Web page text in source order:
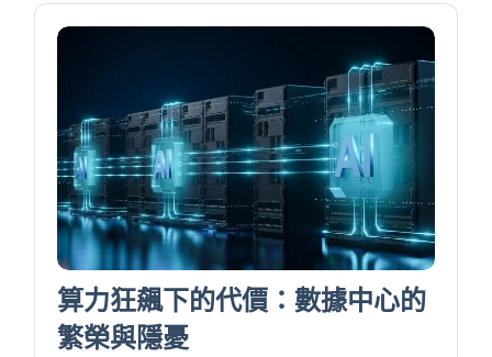
算力狂飆下的代價：數據中心的
繁榮與隱憂